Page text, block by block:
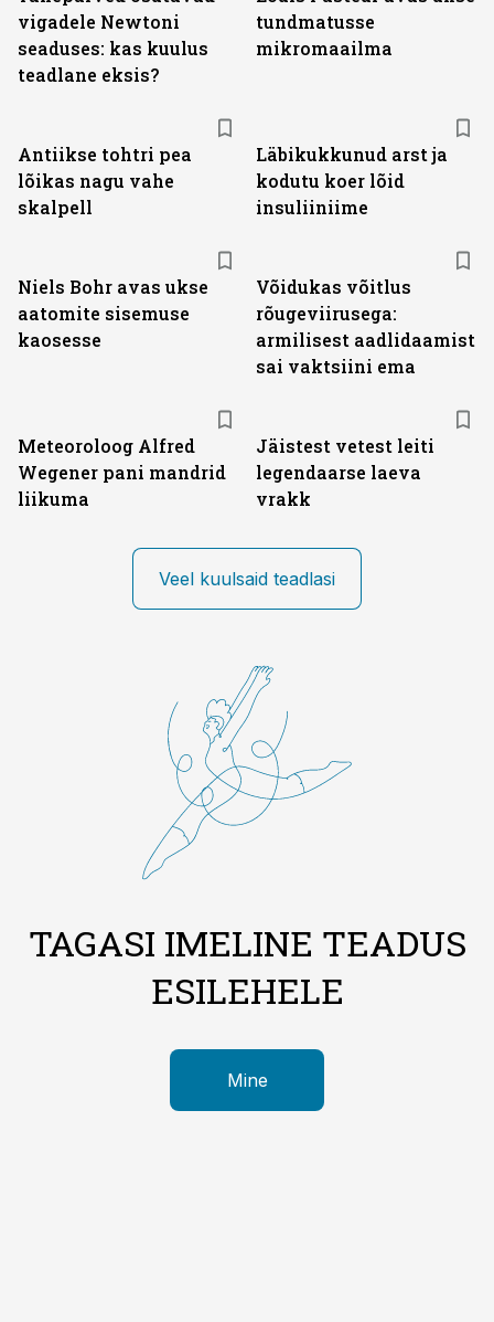
vigadele Newtoni
seaduses: kas kuulus
teadlane eksis?
tundmatusse
mikromaailma
Antiikse tohtri pea
lõikas nagu vahe
skalpell
Läbikukkunud arst ja
kodutu koer lõid
insuliiniime
Niels Bohr avas ukse
aatomite sisemuse
kaosesse
Võidukas võitlus
rõugeviirusega:
armilisest aadlidaamist
sai vaktsiini ema
Meteoroloog Alfred
Wegener pani mandrid
liikuma
Jäistest vetest leiti
legendaarse laeva
vrakk
Veel kuulsaid teadlasi
TAGASI IMELINE TEADUS
ESILEHELE
Mine